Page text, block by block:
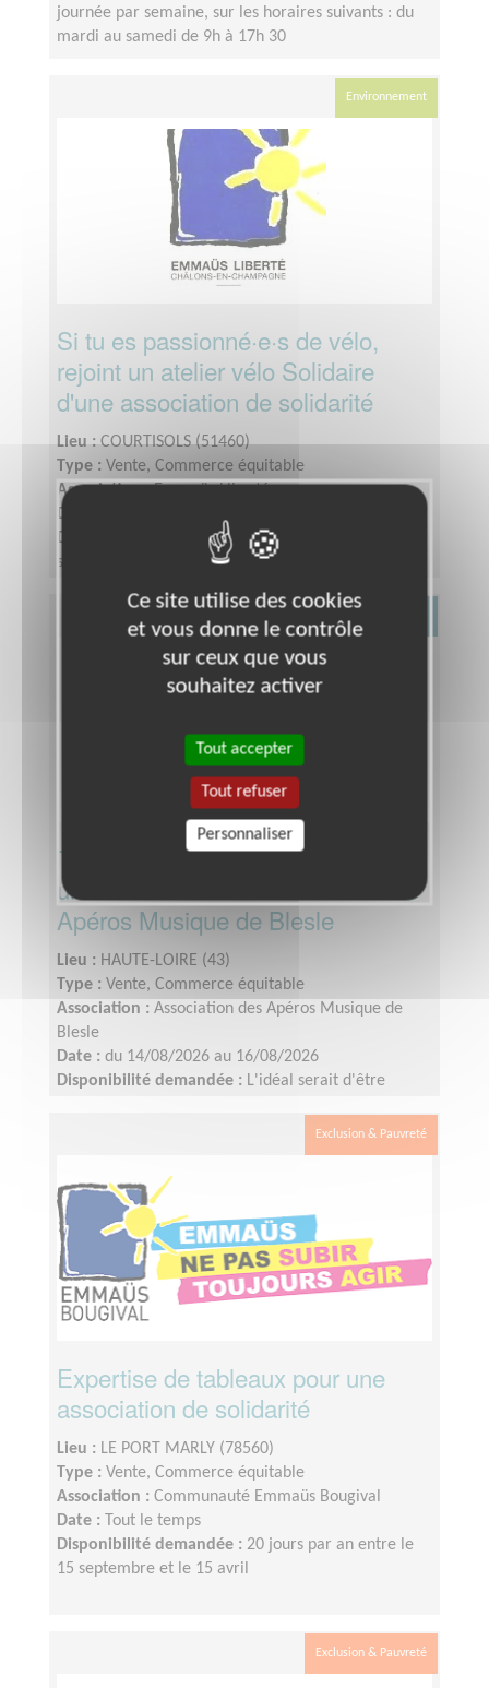
journée par semaine, sur les horaires suivants : du
mardi au samedi de 9h à 17h 30
Environnement
Si tu es passionné·e·s de vélo,
rejoint un atelier vélo Solidaire
d'une association de solidarité
Lieu :COURTISOLS (51460)
Type : Vente, Commerce équitable
Association :Emmaüs Liberté
Date :
Disponibilité demandée :
Quelques heures par
semaine
Tenir un stand de restauration ou
une buvette du 23ème festival des
Apéros Musique de Blesle
Lieu : HAUTE-LOIRE (43)
Type : Vente, Commerce équitable
Association : Association des Apéros Musique de
Blesle
Date : du 14/08/2026 au 16/08/2026
Disponibilité demandée : L'idéal serait d'être
Exclusion & Pauvreté
Expertise de tableaux pour une
association de solidarité
Lieu : LE PORT MARLY (78560)
Type : Vente, Commerce équitable
Association : Communauté Emmaüs Bougival
Date :
Tout le temps
Disponibilité demandée : 20 jours par an entre le
15 septembre et le 15 avril
Exclusion & Pauvreté
Ce site utilise des cookies
et vous donne le contrôle
sur ceux que vous
souhaitez activer
Tout accepter
Tout refuser
Personnaliser